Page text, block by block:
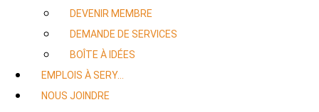
DEVENIR MEMBRE
DEMANDE DE SERVICES
BOÎTE À IDÉES
EMPLOIS À SERY…
NOUS JOINDRE